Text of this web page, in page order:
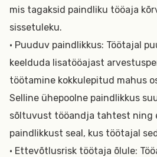
mis tagaksid paindliku tööaja
sissetuleku.
• Puuduv paindlikkus: Töötajal
keelduda lisatööajast
töötamine kokkulepitud mahus
Selline ühepoolne paindlikkus
sõltuvust tööandja tahtest ning
paindlikkust seal, kus töötajal
• Ettevõtlusrisk töötaja õlule: